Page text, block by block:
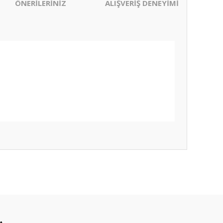
ÖNERİLERİNİZ ALIŞVERİŞ DENEYİMİ